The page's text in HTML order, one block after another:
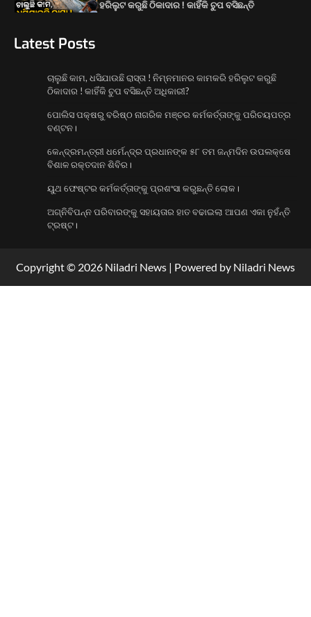
କେନ୍ଦ୍ରମନ୍ତ୍ରୀ ଧର୍ମେନ୍ଦ୍ର ପ୍ରଧାନଙ୍କ ୫୮ ତମ
ଜନ୍ମଦିନ ଉପଲକ୍ଷେ ବିଶାଳ ରକ୍ତଦାନ ଶିବିର।
ଲୋକ।
Latest Posts
ଚାଲୁଛି କାମ, ଧସିଯାଉଛି ରାସ୍ତା ! ନିମ୍ନମାନର କାମକରି ହରିଲୁଟ କରୁଛି
ଠିକାଦାର ! କାହିଁକି ଚୁପ ବସିଛନ୍ତି ଅଧିକାରୀ?
ପୋଲିସ ପକ୍ଷରୁ ବରିଷ୍ଠ ନାଗରିକ ମଞ୍ଚର କର୍ମକର୍ତ୍ତାଙ୍କୁ ପରିଚୟପତ୍ର
ବଣ୍ଟନ।
କେନ୍ଦ୍ରମନ୍ତ୍ରୀ ଧର୍ମେନ୍ଦ୍ର ପ୍ରଧାନଙ୍କ ୫୮ ତମ ଜନ୍ମଦିନ ଉପଲକ୍ଷେ
ବିଶାଳ ରକ୍ତଦାନ ଶିବିର।
ୟୁଥ ଫେଷ୍ଟର କର୍ମକର୍ତ୍ତାଙ୍କୁ ପ୍ରଶଂସା କରୁଛନ୍ତି ଲୋକ।
ଅଗ୍ନିବିପନ୍ନ ପରିବାରଙ୍କୁ ସହାୟତାର ହାତ ବଢାଇଲା ଆପଣ ଏକା ନୁହଁନ୍ତି
ଟ୍ରଷ୍ଟ।
Copyright © 2026 Niladri News | Powered by Niladri News